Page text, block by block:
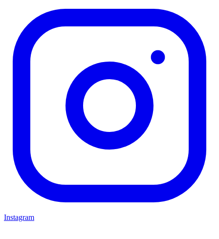
Instagram